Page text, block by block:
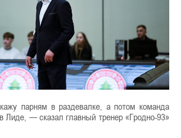
парням в раздевалке, а потом команда
Лиде, — сказал главный тренер «Гродно-93»